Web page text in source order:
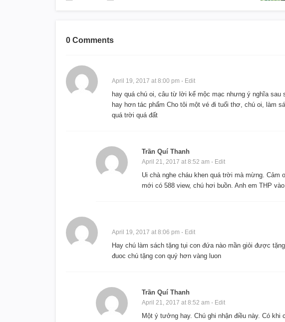
0 Comments
April 19, 2017 at 8:00 pm · Edit
hay quá chú oi, câu từ lời kể mộc mạc nhưng ý nghĩa sau
hay hơn tác phẩm Cho tôi một vé đi tuổi thơ, chú oi, làm
quá trời quá đất
Trần Quí Thanh
April 21, 2017 at 8:52 am · Edit
Ui chà nghe cháu khen quá trời mà mừng.
mới có 588 view, chú hơi buồn. Anh em THP
April 19, 2017 at 8:06 pm · Edit
Hay chú làm sách tặng tụi con đứa nào mần giỏi được
đuoc chú tặng con quý hơn vàng luon
Trần Quí Thanh
April 21, 2017 at 8:52 am · Edit
Một ý tưởng hay. Chú ghi nhận điều này. Có